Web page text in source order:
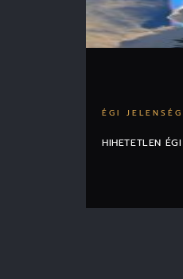
ÉGI JELENSÉG
HIHETETLEN